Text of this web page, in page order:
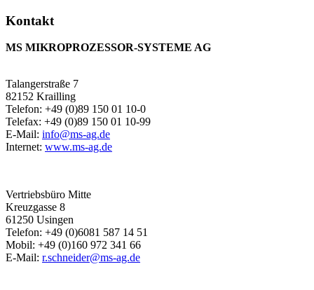
Kontakt
MS MIKROPROZESSOR-SYSTEME AG
Talangerstraße 7
82152 Krailling
Telefon: +49 (0)89 150 01 10-0
Telefax: +49 (0)89 150 01 10-99
E-Mail: info@ms-ag.de
Internet: www.ms-ag.de
Vertriebsbüro Mitte
Kreuzgasse 8
61250 Usingen
Telefon: +49 (0)6081 587 14 51
Mobil: +49 (0)160 972 341 66
E-Mail: r.schneider@ms-ag.de